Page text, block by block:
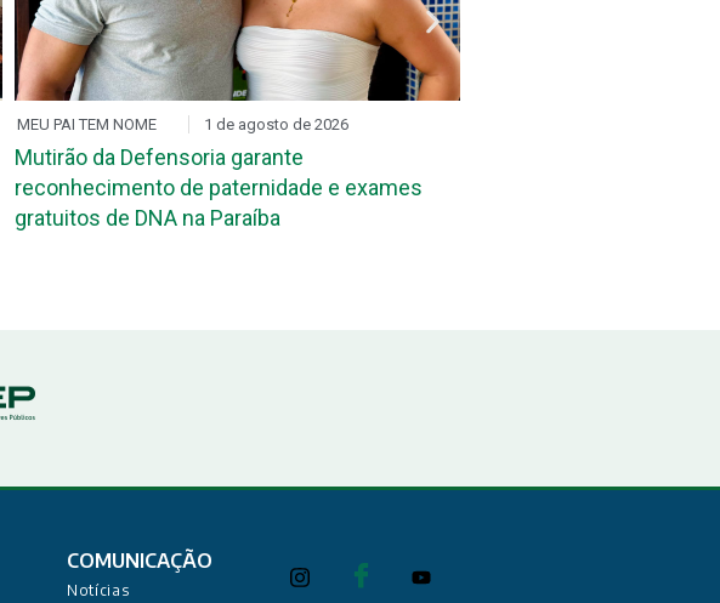
MEU PAI TEM NOME 1 de agosto de 2026
Mutirão da Defensoria garante
reconhecimento de paternidade e exames
gratuitos de DNA na Paraíba
COMUNICAÇÃO
Notícias